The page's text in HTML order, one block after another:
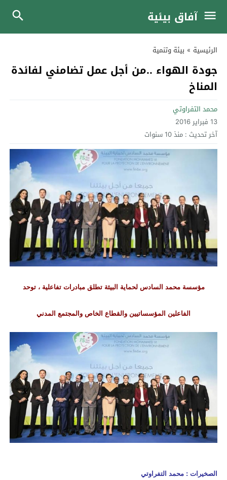
آفاق بيئية
الرئيسية » بيئة وتنمية
جودة الهواء ..من أجل عمل تضامني لفائدة
المناخ
محمد التفراوتي
13 فبراير 2016
آخر تحديث : منذ 10 سنوات
مؤسسة محمد السادس لحماية البيئة تطلق مبادرات تفاعلية ، توحد
الفاعلين المؤسساتيين والقطاع الخاص والمجتمع المدني
الصخيرات : محمد التفراوتي